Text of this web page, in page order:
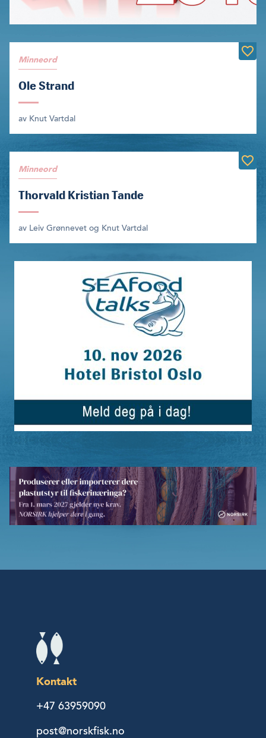
Minneord
Ole Strand
av Knut Vartdal
Minneord
Thorvald Kristian Tande
av Leiv Grønnevet og Knut Vartdal
Kontakt
+47 63959090
post@norskfisk.no